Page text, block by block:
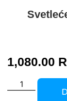
1,080.00